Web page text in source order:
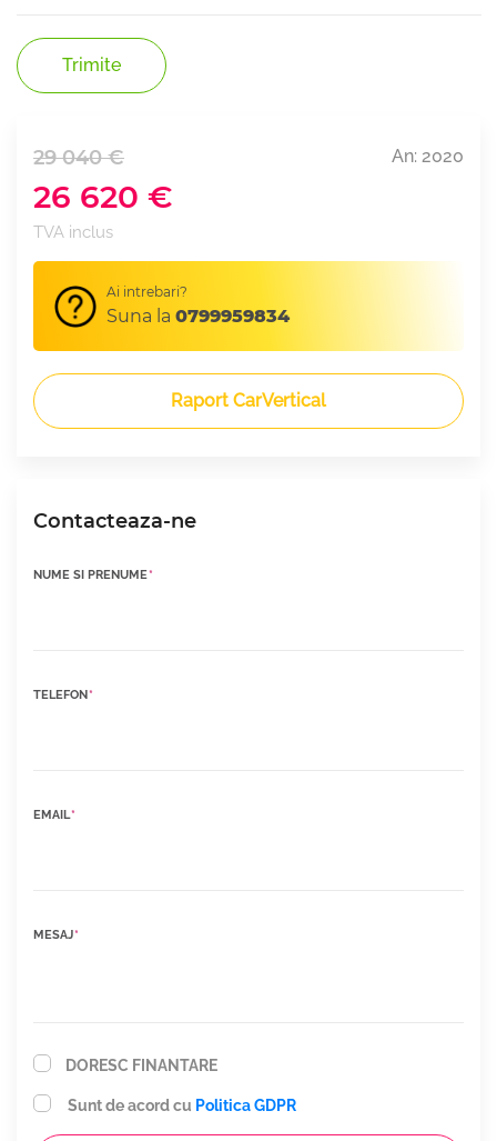
Trimite
29 040 €
26 620 €
TVA inclus
An: 2020
Ai intrebari?
Suna la 0799959834
Raport CarVertical
Contacteaza-ne
NUME SI PRENUME*
TELEFON *
EMAIL*
MESAJ*
DORESC FINANTARE
Sunt de acord cu Politica GDPR